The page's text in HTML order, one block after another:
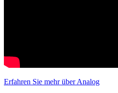
Erfahren Sie mehr über Analog